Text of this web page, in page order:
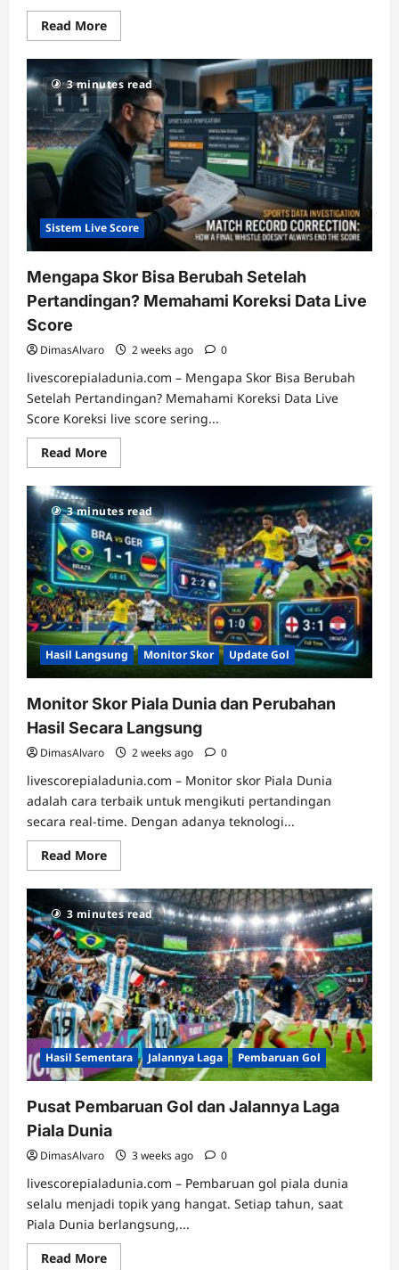
Read MoreRead
more
kronologi
live
score,
informasi
gol
langsung,
kartu
pertandingan,
pergantian
pemain,
statistik
pertandingan
3 minutes read
Sistem Live Score
Mengapa Skor Bisa Berubah Setelah
Pertandingan? Memahami Koreksi Data Live
Score
DimasAlvaro 2 weeks ago 0
livescorepialadunia.com – Mengapa Skor Bisa Berubah
Setelah Pertandingan? Memahami Koreksi Data Live
Score Koreksi live score sering...
Read MoreRead
more
Mengapa
Skor
Bisa
Berubah
Setelah
Pertandingan?
Memahami
Koreksi
Data
Live
Score
3 minutes read
Hasil Langsung Monitor Skor Update Gol
Monitor Skor Piala Dunia dan Perubahan
Hasil Secara Langsung
DimasAlvaro 2 weeks ago 0
livescorepialadunia.com – Monitor skor Piala Dunia
adalah cara terbaik untuk mengikuti pertandingan
secara real-time. Dengan adanya teknologi...
Read MoreRead
more
Monitor
Skor
Piala
Dunia
dan
Perubahan
Hasil
Secara
Langsung
3 minutes read
Hasil Sementara Jalannya Laga Pembaruan Gol
Pusat Pembaruan Gol dan Jalannya Laga
Piala Dunia
DimasAlvaro 3 weeks ago 0
livescorepialadunia.com – Pembaruan gol piala dunia
selalu menjadi topik yang hangat. Setiap tahun, saat
Piala Dunia berlangsung,...
Read MoreRead